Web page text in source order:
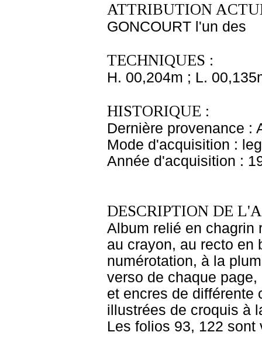
ATTRIBUTION
GONCOURT l'un des
TECHNIQUES :
H. 00,204m ; L.
HISTORIQUE :
Dernière provenance :
Mode d'acquisition :
Année d'acquisition :
DESCRIPTION DE
Album relié en chagrin
au crayon, au recto en
numérotation, à la
verso de chaque
et encres de différente
illustrées de croquis à
Les folios 93, 122 sont